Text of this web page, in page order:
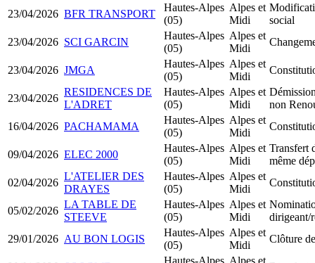
23/04/2026 BFR TRANSPORT
Hautes-Alpes
(05)
Alpes et
Midi
social
23/04/2026 SCI GARCIN
Hautes-Alpes
(05)
Alpes et
Midi
23/04/2026 JMGA
Hautes-Alpes
(05)
Alpes et
Midi
23/04/2026
RESIDENCES DE
L'ADRET
Hautes-Alpes
(05)
Alpes et
Midi
non
16/04/2026 PACHAMAMA
Hautes-Alpes
(05)
Alpes et
Midi
09/04/2026 ELEC 2000
Hautes-Alpes
(05)
Alpes et
Midi
Transfert
même
02/04/2026
L'ATELIER DES
DRAYES
Hautes-Alpes
(05)
Alpes et
Midi
05/02/2026
LA TABLE DE
STEEVE
Hautes-Alpes
(05)
Alpes et
Midi
dirigeant/
29/01/2026 AU BON LOGIS
Hautes-Alpes
(05)
Alpes et
Midi
Clôture
Hautes-Alpes Alpes et